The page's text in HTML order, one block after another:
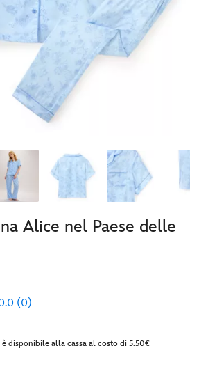
Alice nel Paese delle
(0)
disponibile alla cassa al costo di 5.50€